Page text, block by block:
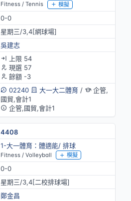
Fitness / Tennis 模擬
0-0
星期三/3,4[網球場]
吳建志
上限 54
現選 57
餘額 -3
02240
大一大二體育/
企管,
國貿,會計1
企管,國貿,會計1
4408
1-大一體育：體適能/ 排球
Fitness / Volleyball 模擬
0-0
星期三/3,4[二校排球場]
鄭金昌